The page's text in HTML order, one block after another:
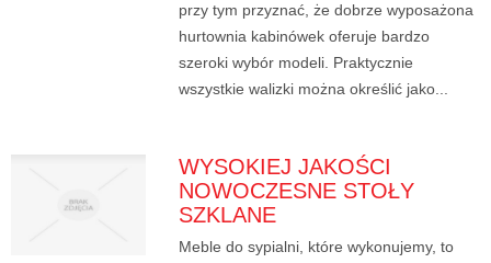
przy tym przyznać, że dobrze wyposażona
hurtownia kabinówek oferuje bardzo
szeroki wybór modeli. Praktycznie
wszystkie walizki można określić jako...
WYSOKIEJ JAKOŚCI
NOWOCZESNE STOŁY
SZKLANE
Meble do sypialni, które wykonujemy, to